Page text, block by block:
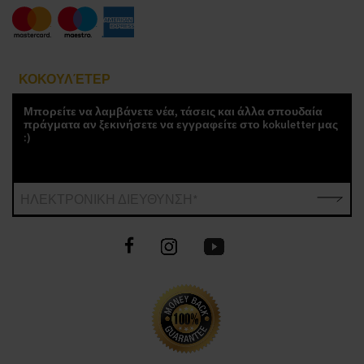
ΚΟΚΟΥΛΈΤΕΡ
Μπορείτε να λαμβάνετε νέα, τάσεις και άλλα σπουδαία
πράγματα αν ξεκινήσετε να εγγραφείτε στο kokuletter μας
:)